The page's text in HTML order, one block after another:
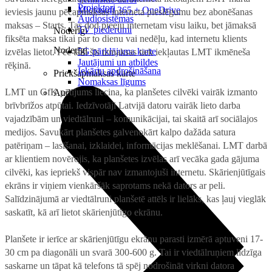
Microsoft 365 + OneDrive
Noderīgi
5G pārklājuma karte
Jautājumi un atbildes
Priekšapmaksas karte
Projektori
Audiosistēmas
TV piederumi
Noderīgi
Iekārtu apdrošināšana
Nomaksas līgums
Audio
ieviesis jaunu pēcapmaksas interneta pieslēgumu bez abonēšanas
maksas – Starts. Tas dod pieeju internetam visu laiku, bet jāmaksā
fiksēta maksa tikai par to dienu vai nedēļu, kad internetu klients
izvēlas lietot. Pēc tam šīs izmaksas tiek iekļautas LMT ikmēneša
rēķinā.
LMT un GfK pētījums liecina, ka planšetes cilvēki vairāk izmanto
brīvbrīžos atpūtai. Iedzīvotāji Latvijā datoru vairāk lieto darba
vajadzībām un viedtālruni – komunikācijai, tai skaitā arī sociālajos
medijos. Savukārt planšetes galvenokārt kalpo dažāda satura
patēriņam – lasīšanai, izklaidei, informācijas meklēšanai. LMT darbā
ar klientiem novērojis, ka planšetes izvēlas arī vecāka gada gājuma
cilvēki, kas iepriekš vispār nav izmantojuši internetu. Skārienjūtīgais
ekrāns ir viņiem vienkāršāk saprotams nekā dators ar peli.
Salīdzinājumā ar viedtālruni planšetē attēls ir lielāks, kas ļauj vieglāk
saskatīt, kā arī lietot skārienjūtīgo ekrānu.
Planšete ir ierīce ar skārienjūtīgu ekrānu parasti izmērā aptuveni 17-
30 cm pa diagonāli un svarā 300-600 g. Tai ir viedtālruņiem līdzīga
saskarne un tāpat kā telefons tā spēj nodrošināt virkni datora